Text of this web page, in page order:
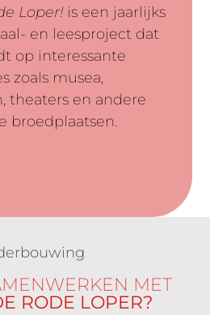
Loper!is een jaarlijks
en leesproject dat
op interessante
zoals musea,
theaters en andere
broedplaatsen.
MET
RODE LOPER?